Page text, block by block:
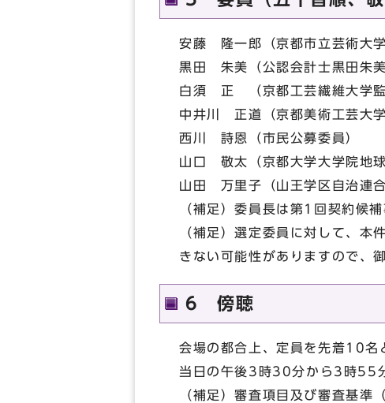
安藤 隆一郎（京都市立芸術大
黒田 朱美（公認会計士黒田朱美
白須 正 （京都工芸繊維大学監
中井川 正道（京都美術工芸大学
西川 詩恩（市民公募委員）
山口 敬太（京都大学大学院地
山田 万里子（山王学区自治連合
（補足）委員長は第1回契約候
（補足）選定委員に対して、本
きない可能性がありますので、
6 傍聴
会場の都合上、定員を先着10名
当日の午後3時30分から3時55
（補足）審査項目及び審査基